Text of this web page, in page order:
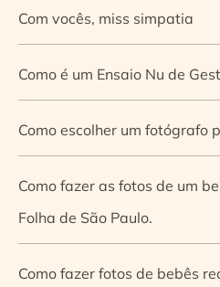
Com vocês, miss simpatia
Como é um Ensaio Nu de
Como escolher um fotógrafo
Como fazer as fotos de um
Folha de São Paulo.
Como fazer fotos de bebês